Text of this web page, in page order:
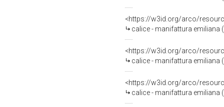
<https://w3id.org/arco/
calice - manifattura emiliana
<https://w3id.org/arco/
calice - manifattura emiliana
<https://w3id.org/arco/
calice - manifattura emiliana